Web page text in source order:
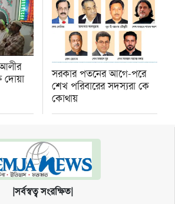
দোয়া
সরকার পতনের আগে-পরে
শেখ পরিবারের সদস্যরা কে
কোথায়
|সর্বস্বত্ব সংরক্ষিত|